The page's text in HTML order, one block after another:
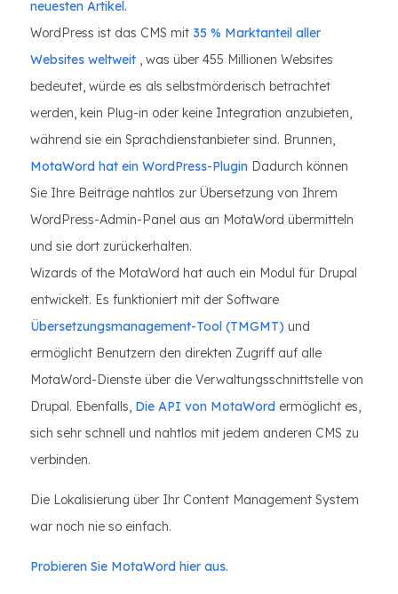
neuesten Artikel.
WordPress ist das CMS mit 35 % Marktanteil aller
Websites weltweit , was über 455 Millionen Websites
bedeutet, würde es als selbstmörderisch betrachtet
werden, kein Plug-in oder keine Integration anzubieten,
während sie ein Sprachdienstanbieter sind. Brunnen,
MotaWord hat ein WordPress-Plugin Dadurch können
Sie Ihre Beiträge nahtlos zur Übersetzung von Ihrem
WordPress-Admin-Panel aus an MotaWord übermitteln
und sie dort zurückerhalten.
Wizards of the MotaWord hat auch ein Modul für Drupal
entwickelt. Es funktioniert mit der Software
Übersetzungsmanagement-Tool (TMGMT) und
ermöglicht Benutzern den direkten Zugriff auf alle
MotaWord-Dienste über die Verwaltungsschnittstelle von
Drupal. Ebenfalls, Die API von MotaWord ermöglicht es,
sich sehr schnell und nahtlos mit jedem anderen CMS zu
verbinden.
Die Lokalisierung über Ihr Content Management System
war noch nie so einfach.
Probieren Sie MotaWord hier aus.